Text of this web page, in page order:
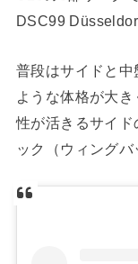
DSC99
普段はサイドと
ような体格が大
性が活きるサイ
ック（ウィングバ